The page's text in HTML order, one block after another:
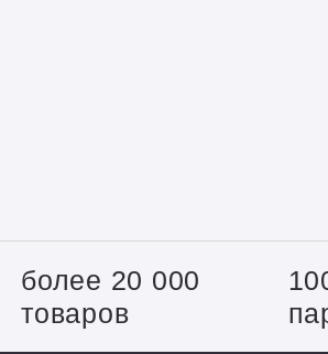
более 20 000
товаров